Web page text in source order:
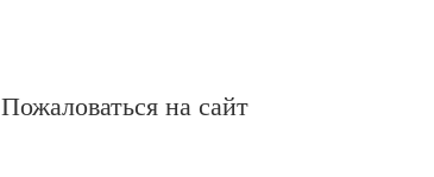
Пожаловаться на сайт